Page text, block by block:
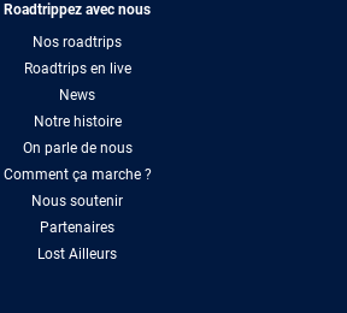
Roadtrippez avec nous
Nos roadtrips
Roadtrips en live
News
Notre histoire
On parle de nous
Comment ça marche ?
Nous soutenir
Partenaires
Lost Ailleurs